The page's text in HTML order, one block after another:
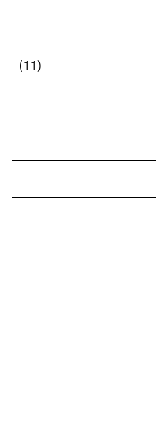
(11)